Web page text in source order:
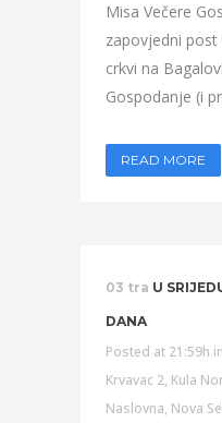
Misa Večere
zapovjedni post
crkvi na
Gospodanje (i
READ MORE
03 tra U
DANA
Posted at 21:59h in
Krvavac 2, Kula
Naslovna, Nova